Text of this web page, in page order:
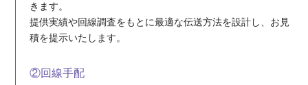
きます。
提供実績や回線調査をもとに最適な伝送方法を設計し、お見
積を提示いたします。
②回線手配